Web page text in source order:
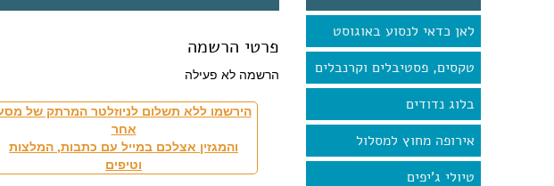
לאן כדאי לנסוע באוגוסט
טקסים, פסטיבלים וקרנבלים
בלוג נדודים
אירופה מחוץ למסלול
טיולי ג'יפים
פרטי הרשמה
הרשמה לא פעילה
הירשמו ללא תשלום לניוזלטר המרתק של
אחר
והמגזין אצלכם במייל עם כתבות, המלצות
וטיפים